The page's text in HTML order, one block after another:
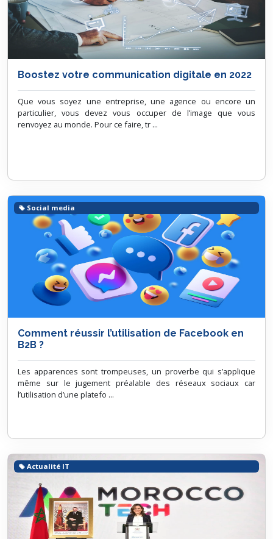
Boostez votre communication digitale en 2022
Que vous soyez une entreprise, une agence ou encore un
particulier, vous devez vous occuper de l’image que vous
renvoyez au monde. Pour ce faire, tr ...
Comment réussir l’utilisation de Facebook en
B2B ?
Les apparences sont trompeuses, un proverbe qui s’applique
même sur le jugement préalable des réseaux sociaux car
l’utilisation d’une platefo ...
Social media
Actualité IT